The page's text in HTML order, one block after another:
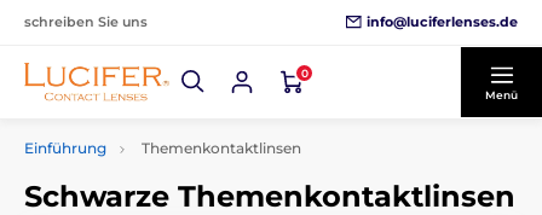
schreiben Sie uns info@luciferlenses.de
0
Menü
Einführung Themenkontaktlinsen
Schwarze Themenkontaktlinsen